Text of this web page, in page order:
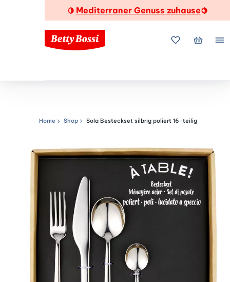
🍋 Mediterraner Genuss zuhause🍋
MeineMein
Navigationspfad
Home Shop Sola Besteckset silbrig poliert 16-teilig